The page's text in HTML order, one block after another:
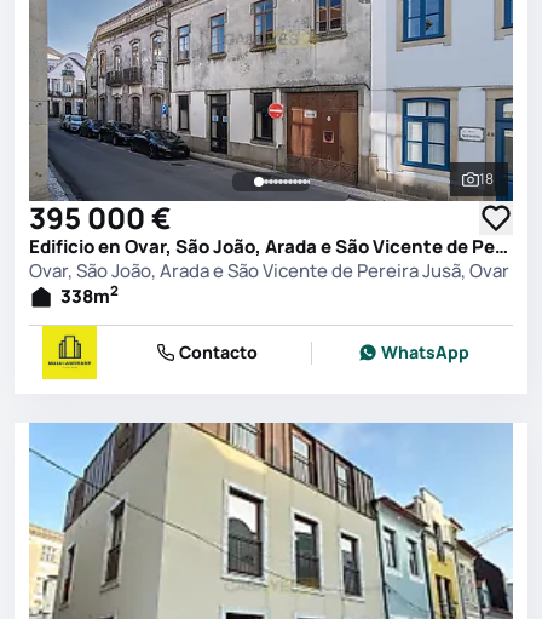
Ver
18
395 000 €
Edificio en Ovar, São João, Arada e São Vicente de Pereira Jusã, Ovar
Ovar, São João, Arada e São Vicente de Pereira Jusã, Ovar
338m2
Contacto WhatsApp